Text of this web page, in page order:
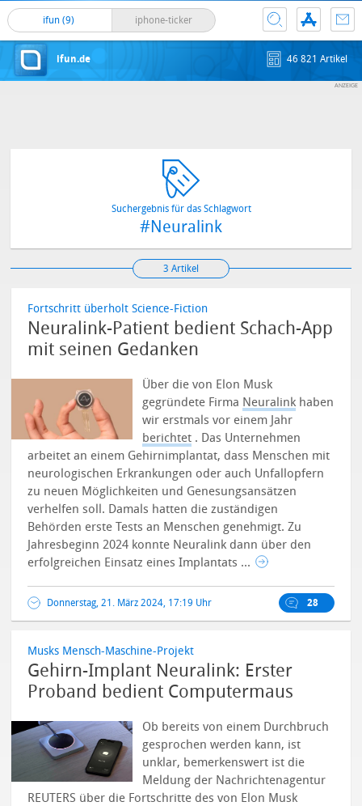
ifun (9) iphone-ticker
ifun.de 46 821 Artikel
Suchergebnis für das Schlagwort
#Neuralink
3 Artikel
Fortschritt überholt Science-Fiction
Neuralink-Patient bedient Schach-App
mit seinen Gedanken
Über die von Elon Musk
gegründete Firma Neuralink haben
wir erstmals vor einem Jahr
berichtet . Das Unternehmen
arbeitet an einem Gehirnimplantat, dass Menschen mit
neurologischen Erkrankungen oder auch Unfallopfern
zu neuen Möglichkeiten und Genesungsansätzen
verhelfen soll. Damals hatten die zuständigen
Behörden erste Tests an Menschen genehmigt. Zu
Jahresbeginn 2024 konnte Neuralink dann über den
erfolgreichen Einsatz eines Implantats ...
Donnerstag, 21. März 2024, 17:19 Uhr 28
Musks Mensch-Maschine-Projekt
Gehirn-Implant Neuralink: Erster
Proband bedient Computermaus
Ob bereits von einem Durchbruch
gesprochen werden kann, ist
unklar, bemerkenswert ist die
Meldung der Nachrichtenagentur
REUTERS über die Fortschritte des von Elon Musk